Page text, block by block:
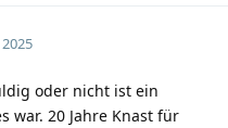
oder nicht ist ein
war. 20 Jahre Knast für